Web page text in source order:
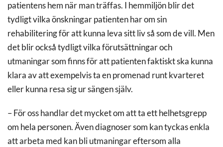
patientens hem när man träffas. I hemmiljön blir det
tydligt vilka önskningar patienten har om sin
rehabilitering för att kunna leva sitt liv så som de vill. Men
det blir också tydligt vilka förutsättningar och
utmaningar som finns för att patienten faktiskt ska kunna
klara av att exempelvis ta en promenad runt kvarteret
eller kunna resa sig ur sängen själv.
– För oss handlar det mycket om att ta ett helhetsgrepp
om hela personen. Även diagnoser som kan tyckas enkla
att arbeta med kan bli utmaningar eftersom alla